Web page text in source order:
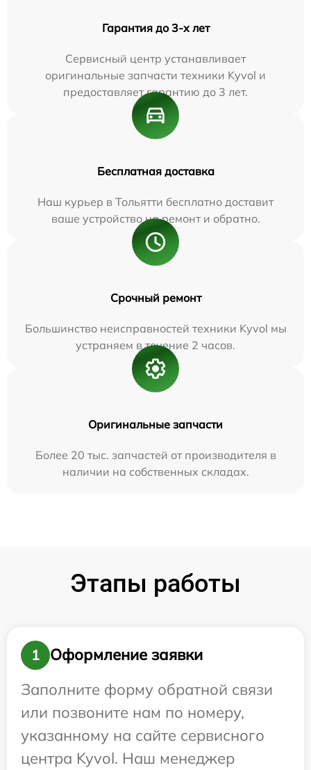
Гарантия до 3-х лет
Сервисный центр устанавливает
оригинальные запчасти техники Kyvol и
предоставляет гарантию до 3 лет.
Бесплатная доставка
Наш курьер в Тольятти бесплатно доставит
ваше устройство на ремонт и обратно.
Срочный ремонт
Большинство неисправностей техники Kyvol мы
устраняем в течение 2 часов.
Оригинальные запчасти
Более 20 тыс. запчастей от производителя в
наличии на собственных складах.
Этапы работы
1
Оформление заявки
Заполните форму обратной связи
или позвоните нам по номеру,
указанному на сайте сервисного
центра Kyvol. Наш менеджер